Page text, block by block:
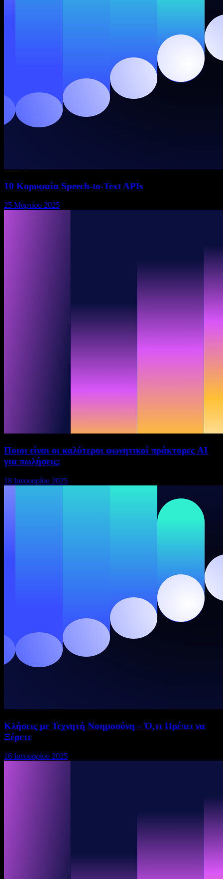
10 Κορυφαία Speech-to-Text APIs
25 Μαρτίου 2025
Ποιοι είναι οι καλύτεροι φωνητικοί πράκτορες AI
για πωλήσεις;
18 Ιανουαρίου 2025
Κλήσεις με Τεχνητή Νοημοσύνη – Ό,τι Πρέπει να
Ξέρετε
16 Ιανουαρίου 2025